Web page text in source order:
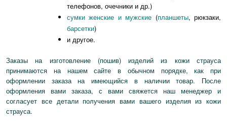
телефонов, очечники и др.)
сумки женские и мужские (планшеты, рюкзаки,
барсетки)
и другое.
Заказы на изготовление (пошив) изделий из кожи страуса
принимаются на нашем сайте в обычном порядке, как при
оформлении заказа на имеющийся в наличии товар. После
оформления вами заказа, с вами свяжется наш менеджер и
согласует все детали получения вами вашего изделия из кожи
страуса.